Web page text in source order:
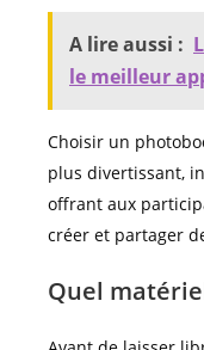
A lire aussi :
le meilleur
Choisir un
plus divertissant,
offrant aux
créer et partager
Quel